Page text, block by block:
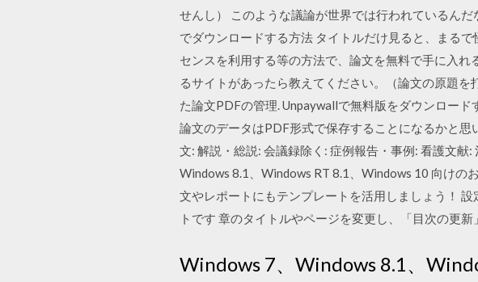
せんし） このような議論が世界では行われているん
でダウンロードする方法 タイトルだけ見ると、まる
センスを利用する等の方法で、論文を無料で手に入れ
るサイトがあったら教えてください。（論文の原題
た論文PDFの管理. Unpaywallで無料版をダウンロー
論文のデータはPDF形式で保存することになるかと
文: 解説・総説: 会議録除く: 症例報告・事例: 看護文献
Windows 8.1、Windows RT 8.1、Windows 10 向けの
文やレポートにもテンプレートを活用しましょう！
トです 章のタイトルやページを変更し、「目次の更
Windows 7、Windows 8.1、